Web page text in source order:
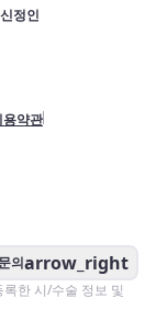
정인
약관
의arrow_right
한 시/수술 정보 및